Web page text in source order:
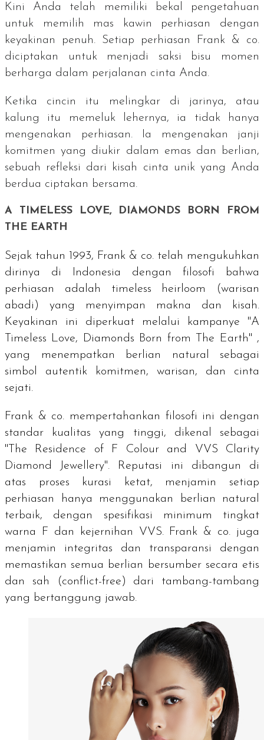
Kini Anda telah memiliki bekal pengetahuan
untuk memilih mas kawin perhiasan dengan
keyakinan penuh. Setiap perhiasan Frank & co.
diciptakan untuk menjadi saksi bisu momen
berharga dalam perjalanan cinta Anda.
Ketika cincin itu melingkar di jarinya, atau
kalung itu memeluk lehernya, ia tidak hanya
mengenakan perhiasan. Ia mengenakan janji
komitmen yang diukir dalam emas dan berlian,
sebuah refleksi dari kisah cinta unik yang Anda
berdua ciptakan bersama.
A TIMELESS LOVE, DIAMONDS BORN FROM
THE EARTH
Sejak tahun 1993, Frank & co. telah mengukuhkan
dirinya di Indonesia dengan filosofi bahwa
perhiasan adalah timeless heirloom
(warisan
abadi) yang menyimpan makna dan kisah.
Keyakinan ini diperkuat melalui kampanye "A
Timeless Love, Diamonds Born from The Earth" ,
yang menempatkan berlian natural sebagai
simbol autentik komitmen, warisan, dan cinta
sejati.
Frank & co. mempertahankan filosofi ini dengan
standar kualitas yang tinggi, dikenal sebagai
"The Residence of F Colour and VVS Clarity
Diamond Jewellery". Reputasi ini dibangun di
atas proses kurasi ketat, menjamin setiap
perhiasan hanya menggunakan berlian natural
terbaik, dengan spesifikasi minimum tingkat
warna F dan kejernihan VVS. Frank & co. juga
menjamin integritas dan transparansi dengan
memastikan semua berlian bersumber secara etis
dan sah (conflict-free ) dari tambang-tambang
yang bertanggung jawab.